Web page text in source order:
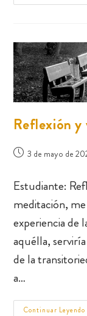
Reflexión y
3 de mayo de
Estudiante:
meditación,
experiencia de
aquélla,
de la
a…
Continuar Leyendo